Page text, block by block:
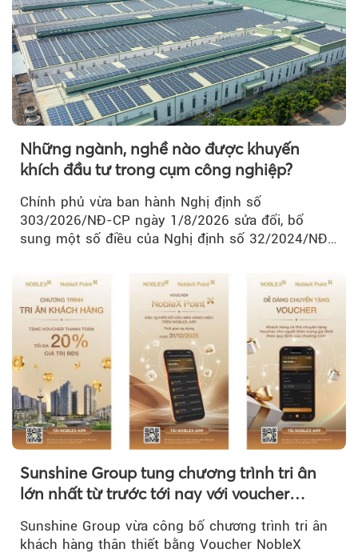
Những ngành, nghề nào được khuyến
khích đầu tư trong cụm công nghiệp?
Chính phủ vừa ban hành Nghị định số
303/2026/NĐ-CP ngày 1/8/2026 sửa đổi, bổ
sung một số điều của Nghị định số 32/2024/NĐ-
Sunshine Group tung chương trình tri ân
lớn nhất từ trước tới nay với voucher
NobleX Point cho khách hàng thân thiết
Sunshine Group vừa công bố chương trình tri ân
khách hàng thân thiết bằng Voucher NobleX